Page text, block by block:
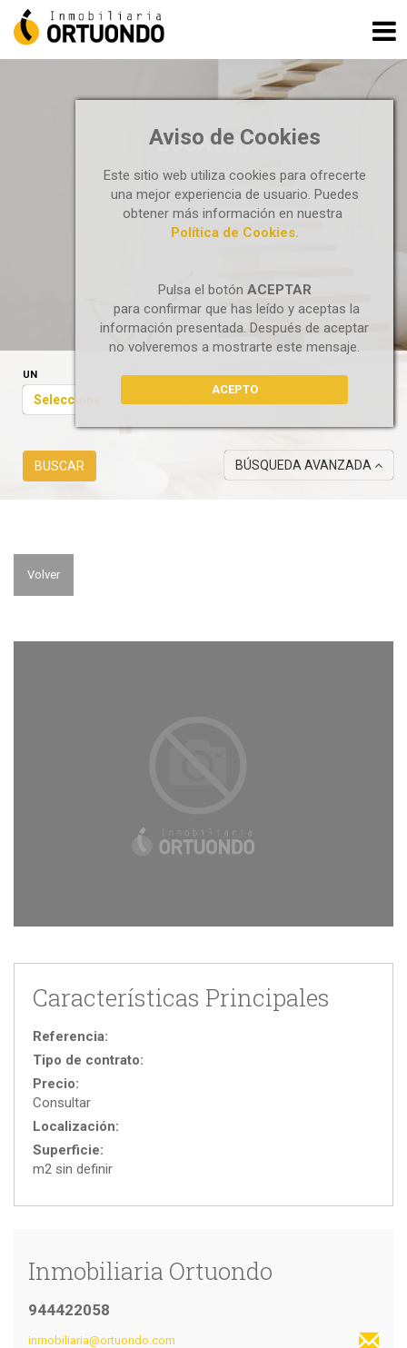
Aviso de Cookies
Este sitio web utiliza cookies para ofrecerte
una mejor experiencia de usuario. Puedes
obtener más información en nuestra
Política de Cookies.
Pulsa el botón ACEPTAR
para confirmar que has leído y aceptas la
información presentada. Después de aceptar
no volveremos a mostrarte este mensaje.
ACEPTO
LOCALES
UN
Seleccione...
BUSCAR BÚSQUEDA AVANZADA
Volver
Características Principales
Referencia:
Tipo de contrato:
Precio:
Consultar
Localización:
Superficie:
m2 sin definir
Inmobiliaria Ortuondo
944422058
inmobiliaria@ortuondo.com